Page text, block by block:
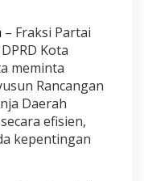
– Fraksi Partai
Kota
meminta
Rancangan
Daerah
efisien,
kepentingan